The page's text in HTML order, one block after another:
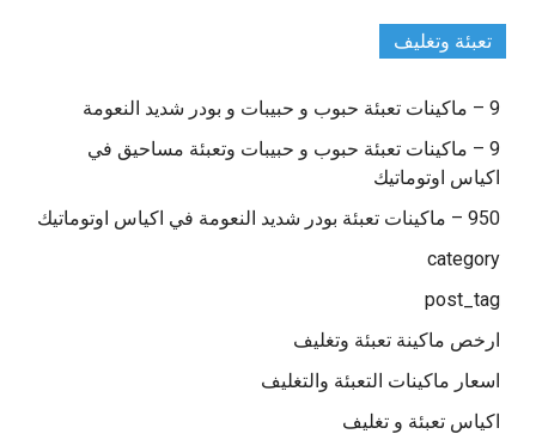
تعبئة وتغليف
9 – ماكينات تعبئة حبوب و حبيبات و بودر شديد النعومة
9 – ماكينات تعبئة حبوب و حبيبات وتعبئة مساحيق في
اكياس اوتوماتيك
950 – ماكينات تعبئة بودر شديد النعومة في اكياس اوتوماتيك
category
post_tag
ارخص ماكينة تعبئة وتغليف
اسعار ماكينات التعبئة والتغليف
اكياس تعبئة و تغليف